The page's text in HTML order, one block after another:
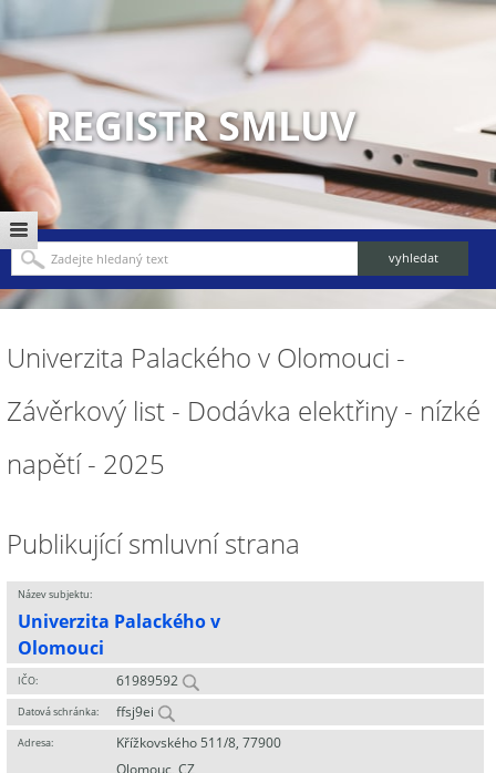
REGISTR SMLUV
Univerzita Palackého v Olomouci -
Závěrkový list - Dodávka elektřiny - nízké
napětí - 2025
Publikující smluvní strana
Název subjektu:
Univerzita Palackého v
Olomouci
IČO: 61989592
Datová schránka: ffsj9ei
Adresa:
Křížkovského 511/8, 77900
Olomouc, CZ